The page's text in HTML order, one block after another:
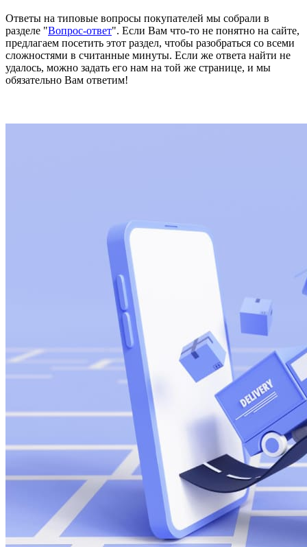
Ответы на типовые вопросы покупателей мы собрали в
разделе "Вопрос-ответ". Если Вам что-то не понятно на сайте,
предлагаем посетить этот раздел, чтобы разобраться со всеми
сложностями в считанные минуты. Если же ответа найти не
удалось, можно задать его нам на той же странице, и мы
обязательно Вам ответим!